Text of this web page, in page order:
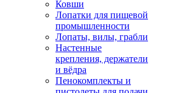
Ковши
Лопатки для пищевой
промышленности
Лопаты, вилы, грабли
Настенные
крепления, держатели
и вёдра
Пенокомплекты и